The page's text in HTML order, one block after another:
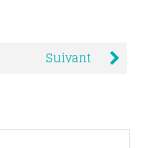
Suivant